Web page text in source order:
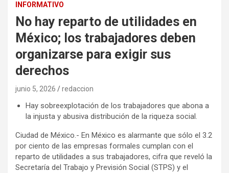
INFORMATIVO
No hay reparto de utilidades en
México; los trabajadores deben
organizarse para exigir sus
derechos
junio 5, 2026 redaccion
Hay sobreexplotación de los trabajadores que abona a
la injusta y abusiva distribución de la riqueza social.
Ciudad de México.- En México es alarmante que sólo el 3.2
por ciento de las empresas formales cumplan con el
reparto de utilidades a sus trabajadores, cifra que reveló la
Secretaría del Trabajo y Previsión Social (STPS) y el